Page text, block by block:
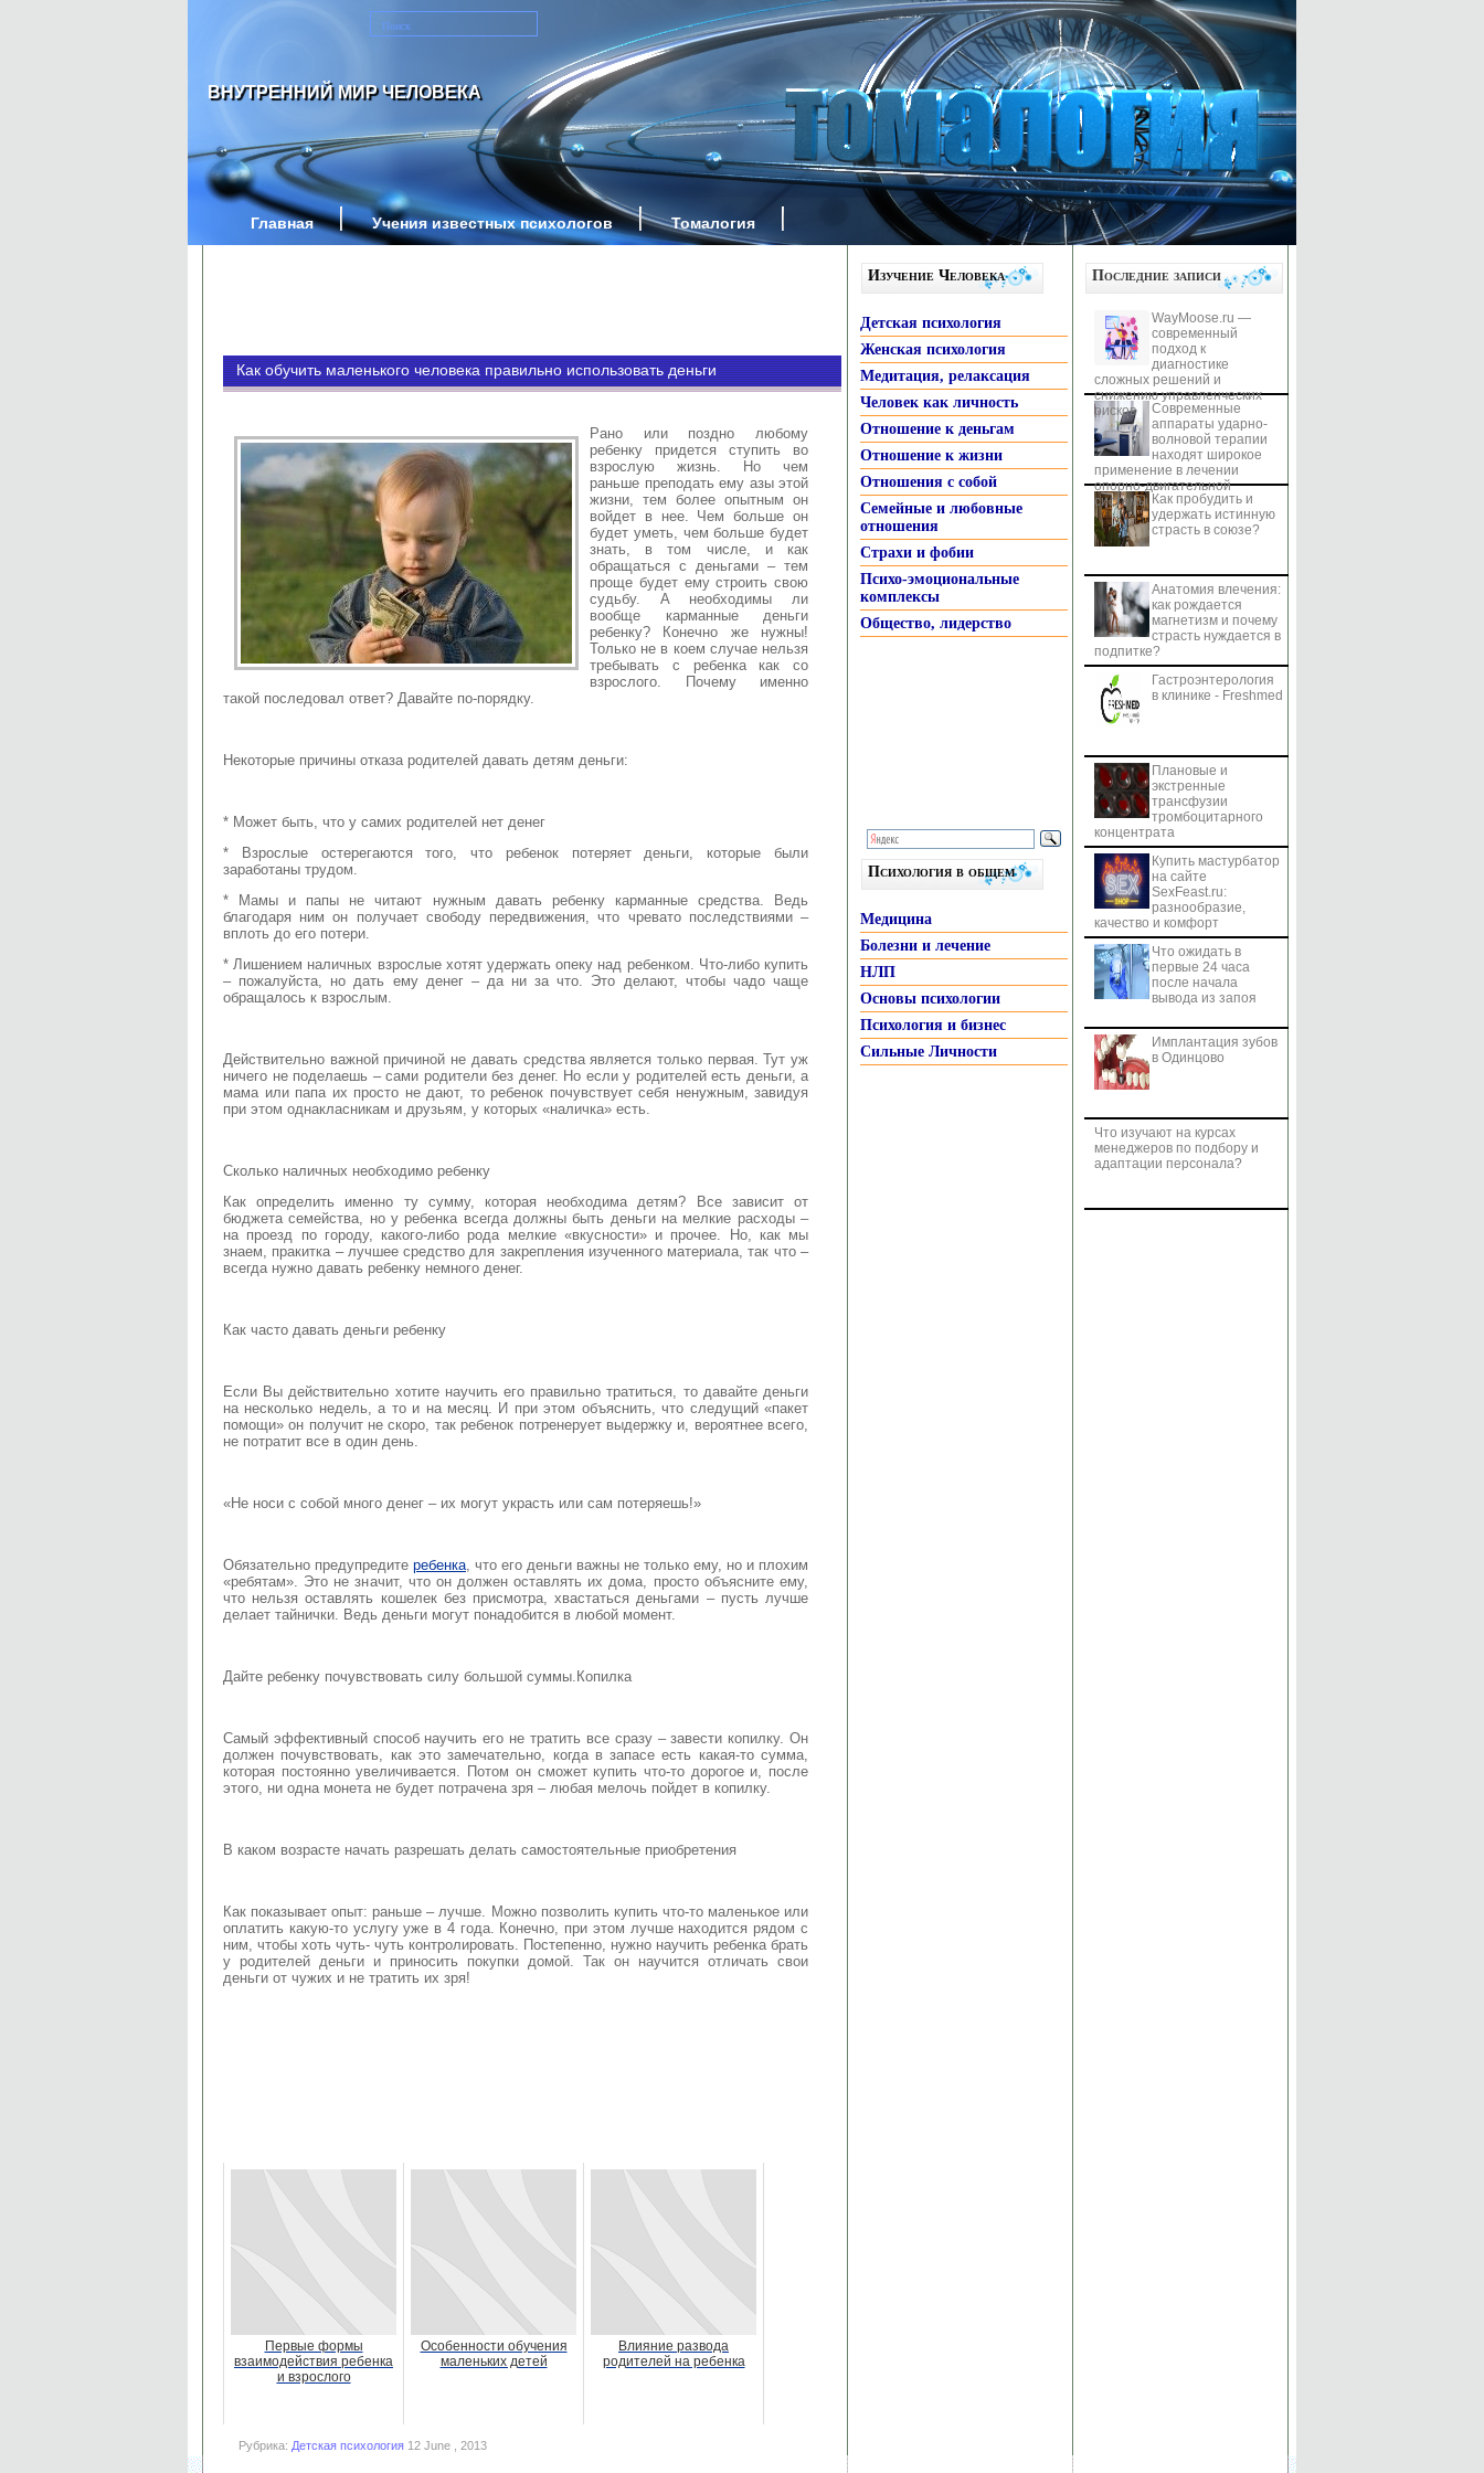
ВНУТРЕННИЙ МИР ЧЕЛОВЕКА
Главная Учения известных психологов Томалогия
Как обучить маленького человека правильно использовать деньги
Рано или поздно любому
ребенку придется ступить во
взрослую жизнь. Но чем
раньше преподать ему азы этой
жизни, тем более опытным он
войдет в нее. Чем больше он
будет уметь, чем больше будет
знать, в том числе, и как
обращаться с деньгами – тем
проще будет ему строить свою
судьбу. А необходимы ли
вообще карманные деньги
ребенку? Конечно же нужны!
Только не в коем случае нельзя
требывать с ребенка как со
взрослого. Почему именно
такой последовал ответ? Давайте по-порядку.
Некоторые причины отказа родителей давать детям деньги:
* Может быть, что у самих родителей нет денег
* Взрослые остерегаются того, что ребенок потеряет деньги, которые были
заработаны трудом.
* Мамы и папы не читают нужным давать ребенку карманные средства. Ведь
благодаря ним он получает свободу передвижения, что чревато последствиями –
вплоть до его потери.
* Лишением наличных взрослые хотят удержать опеку над ребенком. Что-либо купить
– пожалуйста, но дать ему денег – да ни за что. Это делают, чтобы чадо чаще
обращалось к взрослым.
Действительно важной причиной не давать средства является только первая. Тут уж
ничего не поделаешь – сами родители без денег. Но если у родителей есть деньги, а
мама или папа их просто не дают, то ребенок почувствует себя ненужным, завидуя
при этом однакласникам и друзьям, у которых «наличка» есть.
Сколько наличных необходимо ребенку
Как определить именно ту сумму, которая необходима детям? Все зависит от
бюджета семейства, но у ребенка всегда должны быть деньги на мелкие расходы –
на проезд по городу, какого-либо рода мелкие «вкусности» и прочее. Но, как мы
знаем, пракитка – лучшее средство для закрепления изученного материала, так что –
всегда нужно давать ребенку немного денег.
Как часто давать деньги ребенку
Если Вы действительно хотите научить его правильно тратиться, то давайте деньги
на несколько недель, а то и на месяц. И при этом объяснить, что следущий «пакет
помощи» он получит не скоро, так ребенок потренерует выдержку и, вероятнее всего,
не потратит все в один день.
«Не носи с собой много денег – их могут украсть или сам потеряешь!»
Обязательно предупредите ребенка , что его деньги важны не только ему, но и плохим
«ребятам». Это не значит, что он должен оставлять их дома, просто объясните ему,
что нельзя оставлять кошелек без присмотра, хвастаться деньгами – пусть лучше
делает тайнички. Ведь деньги могут понадобится в любой момент.
Дайте ребенку почувствовать силу большой суммы.Копилка
Самый эффективный способ научить его не тратить все сразу – завести копилку. Он
должен почувствовать, как это замечательно, когда в запасе есть какая-то сумма,
которая постоянно увеличивается. Потом он сможет купить что-то дорогое и, после
этого, ни одна монета не будет потрачена зря – любая мелочь пойдет в копилку.
В каком возрасте начать разрешать делать самостоятельные приобретения
Как показывает опыт: раньше – лучше. Можно позволить купить что-то маленькое или
оплатить какую-то услугу уже в 4 года. Конечно, при этом лучше находится рядом с
ним, чтобы хоть чуть- чуть контролировать. Постепенно, нужно научить ребенка брать
у родителей деньги и приносить покупки домой. Так он научится отличать свои
деньги от чужих и не тратить их зря!
Первые формы
взаимодействия ребенка
и взрослого
Особенности обучения
маленьких детей
Влияние развода
родителей на ребенка
Рубрика: Детская психология 12 June , 2013
Изучение Человека
Детская психология
Женская психология
Медитация, релаксация
Человек как личность
Отношение к деньгам
Отношение к жизни
Отношения с собой
Семейные и любовные
отношения
Страхи и фобии
Психо-эмоциональные
комплексы
Общество, лидерство
Психология в общем
Медицина
Болезни и лечение
НЛП
Основы психологии
Психология и бизнес
Сильные Личности
Последние записи
WayMoose.ru —
современный
подход к
диагностике
сложных решений и
снижению управленческих
рисков
Современные
аппараты ударно-
волновой терапии
находят широкое
применение в лечении
опорно-двигательной
системы Как пробудить и
удержать истинную
страсть в союзе?
Анатомия влечения:
как рождается
магнетизм и почему
страсть нуждается в
подпитке?
Гастроэнтерология
в клинике - Freshmed
Плановые и
экстренные
трансфузии
тромбоцитарного
концентрата
Купить мастурбатор
на сайте
SexFeast.ru:
разнообразие,
качество и комфорт
Что ожидать в
первые 24 часа
после начала
вывода из запоя
Имплантация зубов
в Одинцово
Что изучают на курсах
менеджеров по подбору и
адаптации персонала?